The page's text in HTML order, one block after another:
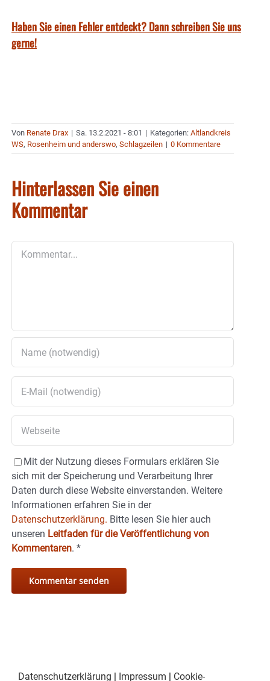
Haben Sie einen Fehler entdeckt? Dann schreiben Sie uns
gerne!
Von Renate Drax | Sa. 13.2.2021 - 8:01 | Kategorien: Altlandkreis
WS, Rosenheim und anderswo, Schlagzeilen | 0 Kommentare
Hinterlassen Sie einen
Kommentar
Mit der Nutzung dieses Formulars erklären Sie
sich mit der Speicherung und Verarbeitung Ihrer
Daten durch diese Website einverstanden. Weitere
Informationen erfahren Sie in der
Datenschutzerklärung. Bitte lesen Sie hier auch
unseren Leitfaden für die Veröffentlichung von
Kommentaren. *
Datenschutzerklärung Impressum Cookie-